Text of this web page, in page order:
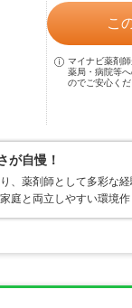
こ
マイナビ薬剤
薬局・病院等
のでご安心くだ
が自慢！
、薬剤師として多彩な
庭と両立しやすい環境